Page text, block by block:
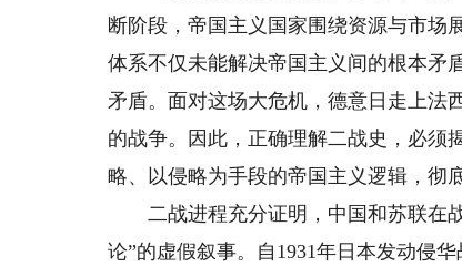
断阶段，帝国主义国家围绕资源与市场
体系不仅未能解决帝国主义间的根本矛
矛盾。面对这场大危机，德意日走上法
的战争。因此，正确理解二战史，必须
略、以侵略为手段的帝国主义逻辑，彻
二战进程充分证明，中国和苏联在战
论”的虚假叙事。自1931年日本发动侵